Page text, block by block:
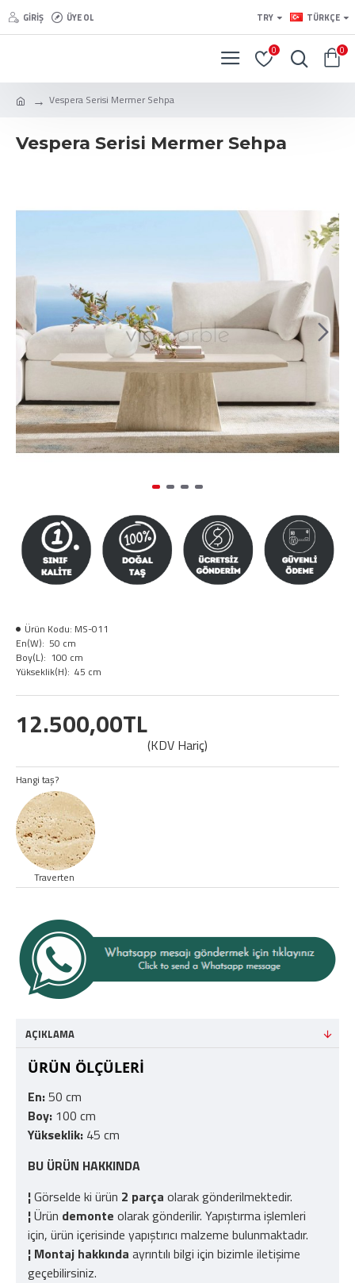
GIRIŞ ÜYE OL TRY TÜRKÇE
0 0
Vespera Serisi Mermer Sehpa
Vespera Serisi Mermer Sehpa
12.500,00TL
(KDV Hariç)
Ürün Kodu: MS-011
En(W): 50 cm
Boy(L): 100 cm
Yükseklik(H): 45 cm
Hangi taş?
Traverten
AÇIKLAMA
ÜRÜN ÖLÇÜLERİ
En:50 cm
Boy: 100 cm
Yükseklik: 45 cm
BU ÜRÜN HAKKINDA
¦Görselde ki ürün 2 parça olarak gönderilmektedir.
¦Ürün demonte olarak gönderilir. Yapıştırma işlemleri
için, ürün içerisinde yapıştırıcı malzeme bulunmaktadır.
¦ Montaj hakkında ayrıntılı bilgi için bizimle iletişime
geçebilirsiniz.